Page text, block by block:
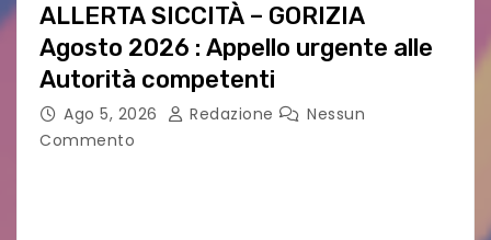
ALLERTA SICCITÀ – GORIZIA
Agosto 2026 : Appello urgente alle
Autorità competenti
Ago 5, 2026 Redazione
Nessun
Commento